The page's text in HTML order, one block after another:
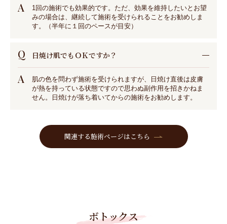
A
1回の施術でも効果的です。ただ、効果を維持したいとお望
みの場合は、継続して施術を受けられることをお勧めしま
す。（半年に１回のペースが目安）
Q 日焼け肌でもＯＫですか？
A
肌の色を問わず施術を受けられますが、日焼け直後は皮膚
が熱を持っている状態ですので思わぬ副作用を招きかねま
せん。日焼けが落ち着いてからの施術をお勧めします。
関連する施術ページはこちら
ボトックス